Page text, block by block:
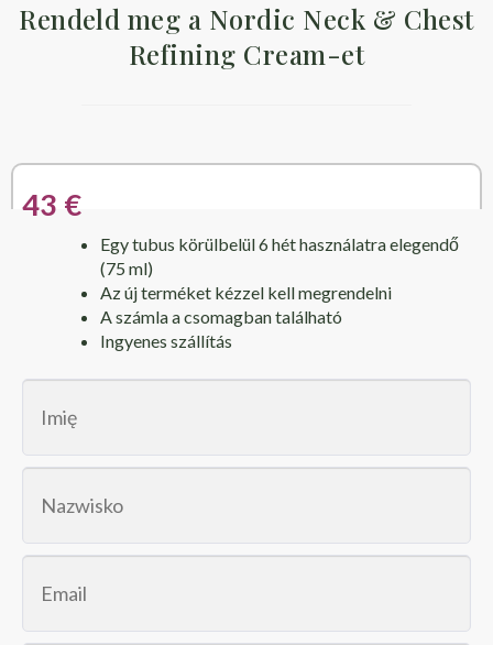
Rendeld meg a Nordic Neck & Chest
Refining Cream-et
43 €
Egy tubus körülbelül 6 hét használatra elegendő
(75 ml)
Az új terméket kézzel kell megrendelni
A számla a csomagban található
Ingyenes szállítás